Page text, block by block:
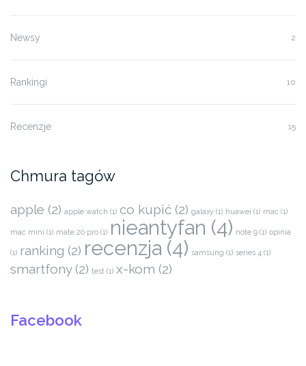
Newsy 2
Rankingi 10
Recenzje 15
Chmura tagów
apple (2) apple watch (1) co kupić (2) galaxy (1) huawei (1) mac (1)
mac mini (1) mate 20 pro (1) nieantyfan (4) note 9 (1) opinia
(1) ranking (2) recenzja (4) samsung (1) series 4 (1)
smartfony(2) test (1) x-kom (2)
Facebook